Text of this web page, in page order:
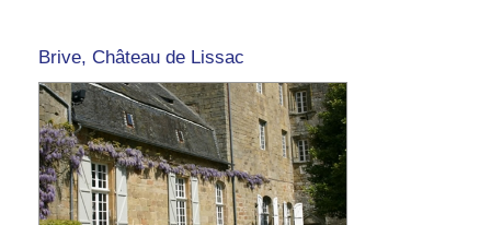
Brive, Château de Lissac